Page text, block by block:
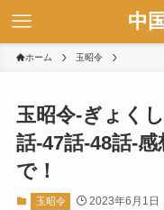
中
ホーム 玉昭令
玉昭令-ぎょく
話-47話-48話-
で！
玉昭令 2023年6月1日